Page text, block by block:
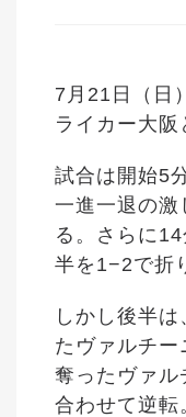
7月21日（日
ライカー大阪
試合は開始5
一進一退の激
る。さらに
半を1−2で折
しかし後半
たヴァルチ
奪ったヴァル
合わせて逆転